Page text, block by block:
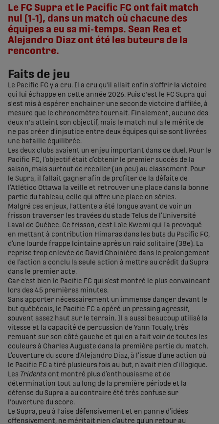
Le FC Supra et le Pacific FC ont fait match
nul (1-1), dans un match où chacune des
équipes a eu sa mi-temps. Sean Rea et
Alejandro Diaz ont été les buteurs de la
rencontre.
Faits de jeu
Le Pacific FC y a cru. Il a cru qu'il allait enfin s'offrir la victoire
qui lui échappe en cette année 2026. Puis c'est le FC Supra qui
s'est mis à espérer enchainer une seconde victoire d'affilée, à
mesure que le chronomètre tournait. Finalement, aucune des
deux n'a atteint son objectif, mais le match nul a le mérite de
ne pas créer d'injsutice entre deux équipes qui se sont livrées
une bataille équilibrée.
Les deux clubs avaient un enjeu important dans ce duel. Pour le
Pacific FC, l’objectif était d’obtenir le premier succès de la
saison, mais surtout de recoller (un peu) au classement. Pour
le Supra, il fallait gagner afin de profiter de la défaite de
l’Atlético Ottawa la veille et retrouver une place dans la bonne
partie du tableau, celle qui offre une place en séries.
Malgré ces enjeux, l'attente a été longue avant de voir un
frisson traverser les travées du stade Telus de l’Université
Laval de Québec. Ce frisson, c’est Loïc Kwemi qui l’a provoqué
en mettant à contribution Himaras dans les buts du Pacific FC,
d’une lourde frappe lointaine après un raid solitaire (38e). La
reprise trop enlevée de David Choinière dans le prolongement
de l’action a conclu la seule action à mettre au crédit du Supra
dans le premier acte.
Car c’est bien le Pacific FC qui s’est montré le plus convaincant
lors des 45 premières minutes.
Sans apporter nécessairement un immense danger devant le
but québécois, le Pacific FC a opéré un pressing agressif,
souvent assez haut sur le terrain. Il a aussi beaucoup utilisé la
vitesse et la capacité de percussion de Yann Toualy, très
remuant sur son côté gauche et qui en a fait voir de toutes les
couleurs à Charles Auguste dans la première partie du match.
L’ouverture du score d’Alejandro Diaz, à l’issue d’une action où
le Pacific FC a tiré plusieurs fois au but, n’avait rien d’illogique.
Les Tridents ont montré plus d’enthousiasme et de
détermination tout au long de la première période et la
défense du Supra a au contraire été très confuse sur
l'ouverture du score.
Le Supra, peu à l'aise défensivement et en panne d’idées
offensivement, ne méritait rien d’autre qu’un retour au